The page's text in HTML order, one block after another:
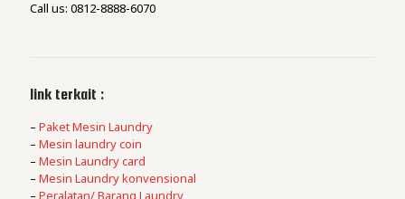
Call us: 0812-8888-6070
link terkait :
– Paket Mesin Laundry
– Mesin laundry coin
– Mesin Laundry card
– Mesin Laundry konvensional
– Peralatan/ Barang Laundry